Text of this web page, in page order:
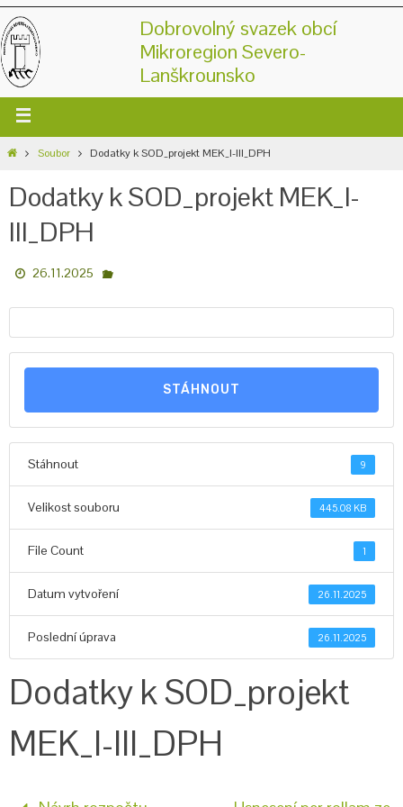
Dobrovolný svazek obcí
Mikroregion Severo-
Lanškrounsko
Soubor Dodatky k SOD_projekt MEK_I-III_DPH
Dodatky k SOD_projekt MEK_I-
III_DPH
26.11.2025
STÁHNOUT
Stáhnout 9
Velikost souboru 445.08 KB
File Count 1
Datum vytvoření 26.11.2025
Poslední úprava 26.11.2025
Dodatky k SOD_projekt
MEK_I-III_DPH